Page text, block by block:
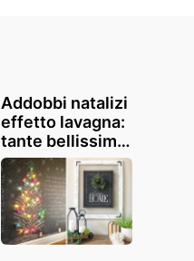
Addobbi natalizi
effetto lavagna:
tante bellissime
idee creative da
imitare